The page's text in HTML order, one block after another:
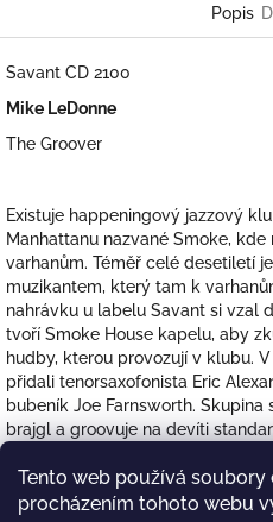
Tento web používá soubory
procházením tohoto webu
Popis
Savant CD 2100
Mike LeDonne
The Groover
Existuje happeningový jazzový
Manhattanu nazvané Smoke,
varhanům. Téměř celé desetiletí
muzikantem, který tam k
nahrávku u labelu Savant si vzal
tvoří Smoke House kapelu, aby
hudby, kterou provozují v klubu. V
přidali tenorsaxofonista Eric
bubeník Joe Farnsworth.
brajgl a groovuje na devíti
skvělého Bennyho Golsona.
lepší sound a za pomoci těchto